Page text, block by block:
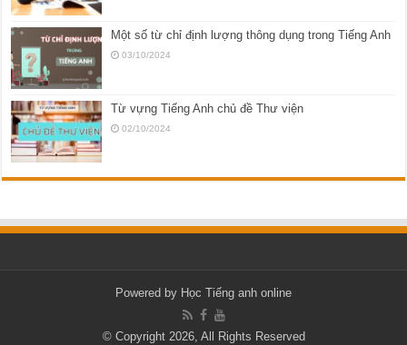
Một số từ chỉ định lượng thông dụng trong Tiếng Anh
03/10/2024
Từ vựng Tiếng Anh chủ đề Thư viện
02/10/2024
Powered by Học Tiếng anh online
© Copyright 2026, All Rights Reserved